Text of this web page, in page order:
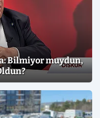
Bilmiyor muydun,